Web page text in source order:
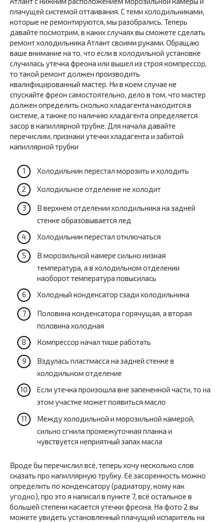
плачущей системой оттаивания. С теми холодильниками,
которые не ремонтируются, мы разобрались. Теперь
давайте посмотрим, в каких случаях вы сможете сделать
ремонт холодильника Атлант своими руками. Обращаю
ваше внимание на то, что если в холодильной установке
случилась утечка фреона или вышел из строя компрессор,
то такой ремонт должен производить
квалифицированный мастер. Ни в коем случае не
спускайте фреон самостоятельно, дело в том, что мастер
должен определить сколько хладагента находится в
системе, а также по наличию хладагента определяется
засор в капиллярной трубке. Для начала давайте
перечислим, признаки утечки хладагента и забитой
капиллярной трубки
Холодильник перестал морозить и холодить
Холодильное отделение не холодит
В верхнем отделении холодильника на задней
стенке образовывается лед
Холодильник перестал отключаться
В морозильной камере сильно низкая
температура, а в холодильном отделении
наоборот температура повысилась
Холодный конденсатор сзади холодильника
Половина конденсатора горячущая, а вторая
половина холодная
Компрессор начал тише работать
Вздулась пластмасса на задней стенке в
холодильном отделение
Если утечка произошла вне запененной части, то на
этом участке может появиться масло
Между холодильной и морозильной камерой,
сильно сгнила промежуточная планка и
чувствуется неприятный запах масла
Вроде бы перечислил всё, теперь хочу несколько слов
сказать про капиллярную трубку. Её засоренность можно
определить по конденсатору (радиатору, кому как
угодно), про это я написал в пункте 7, всё остальное в
большей степени касается утечки фреона. На фото 2 вы
можете увидеть установленный плачущий испаритель на